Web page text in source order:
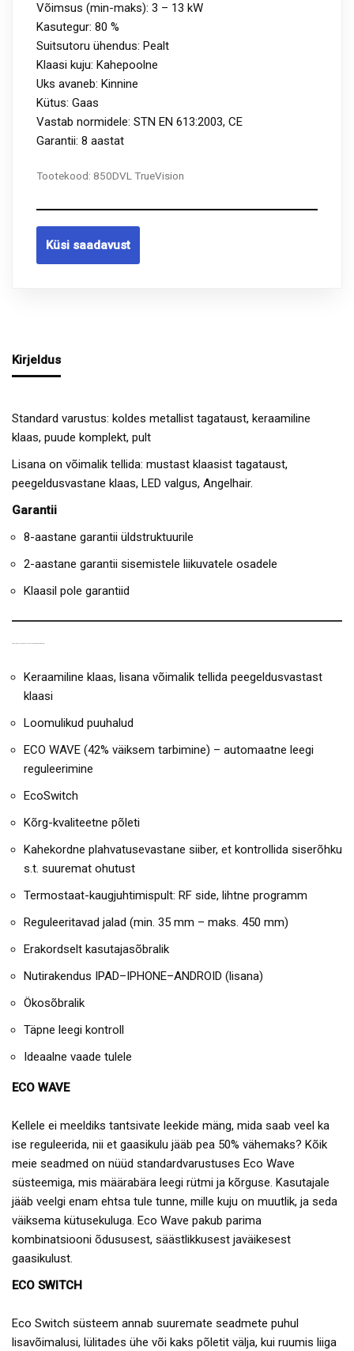
Võimsus (min-maks): 3 – 13 kW
Kasutegur: 80 %
Suitsutoru ühendus: Pealt
Klaasi kuju: Kahepoolne
Uks avaneb: Kinnine
Kütus: Gaas
Vastab normidele: STN EN 613:2003, CE
Garantii: 8 aastat
Tootekood: 850DVL TrueVision
Küsi saadavust
Kirjeldus
Standard varustus: koldes metallist tagataust, keraamiline
klaas, puude komplekt, pult
Lisana on võimalik tellida: mustast klaasist tagataust,
peegeldusvastane klaas, LED valgus, Angelhair.
Garantii
8-aastane garantii üldstruktuurile
2-aastane garantii sisemistele liikuvatele osadele
Klaasil pole garantiid
Keraamiline klaas, lisana võimalik tellida peegeldusvastast
klaasi
Loomulikud puuhalud
ECO WAVE (42% väiksem tarbimine) – automaatne leegi
reguleerimine
EcoSwitch
Kõrg-kvaliteetne põleti
Kahekordne plahvatusevastane siiber, et kontrollida siserõhku
s.t. suuremat ohutust
Termostaat-kaugjuhtimispult: RF side, lihtne programm
Reguleeritavad jalad (min. 35 mm – maks. 450 mm)
Erakordselt kasutajasõbralik
Nutirakendus IPAD–IPHONE–ANDROID (lisana)
Ökosõbralik
Täpne leegi kontroll
Ideaalne vaade tulele
ECO WAVE
Kellele ei meeldiks tantsivate leekide mäng, mida saab veel ka
ise reguleerida, nii et gaasikulu jääb pea 50% vähemaks? Kõik
meie seadmed on nüüd standardvarustuses Eco Wave
süsteemiga, mis määrabära leegi rütmi ja kõrguse. Kasutajale
jääb veelgi enam ehtsa tule tunne, mille kuju on muutlik, ja seda
väiksema kütusekuluga. Eco Wave pakub parima
kombinatsiooni õdususest, säästlikkusest javäikesest
gaasikulust.
ECO SWITCH
Eco Switch süsteem annab suuremate seadmete puhul
lisavõimalusi, lülitades ühe või kaks põletit välja, kui ruumis liiga